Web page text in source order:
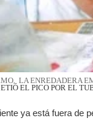
LA ENREDADERA
EL PICO POR EL
ya está fuera de